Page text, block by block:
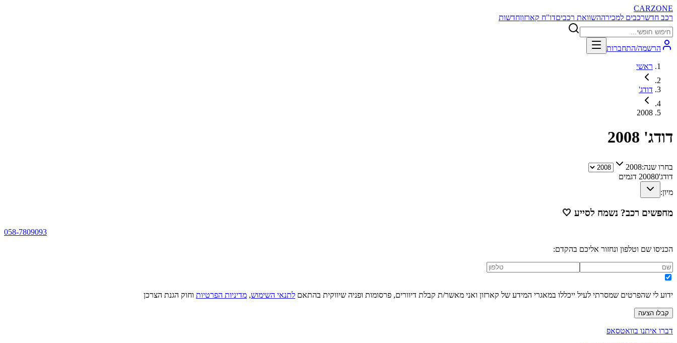
CARZONE
רכב חדשרכבים למכירההשוואת רכביםדו"ח קארזוןחדשות
הרשמה/התחברות
ראשי
דודג'
2008
דודג' 2008
בחרו שנה:2008
דודג' 20080
דגמים
מיון:
מחפשים רכב? נשמח לסייע 🤍
058-7809093
הכניסו שם וטלפון ונחזור אליכם בהקדם:
ידוע לי שהפרטים שמסרתי לעיל ייכללו במאגרי המידע של קארזון ואני מאשר/ת קבלת דיוורים, פרסומות ופניה שיווקית בהתאם לתנאי השימוש, מדיניות הפרטיות וחוק הגנת הצרכן
קבלו הצעה
דברו איתנו בוואטסאפ